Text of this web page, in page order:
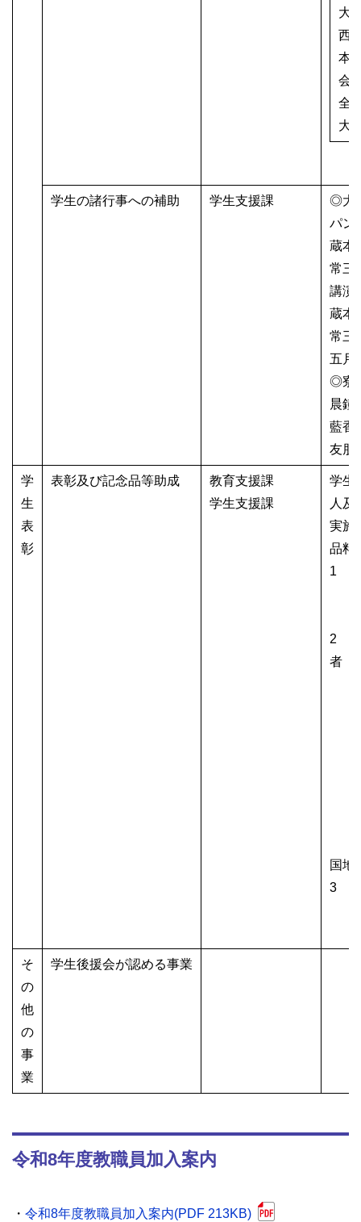
大
西
本
会
全
大
学生の諸行事への補助 学生支援課
◎大
パン
蔵本
常三
講演
蔵本
常三
五月
◎寮
晨
藍香
友朋
学
生
表
彰
表彰及び記念品等助成
教育支援課
学生支援課
学生
人及
実施
品料
1 優
2 課
者
国地
3 社
そ
の
他
の
事
業
学生後援会が認める事業
令和8年度教職員加入案内
・ 令和8年度教職員加入案内(PDF 213KB)